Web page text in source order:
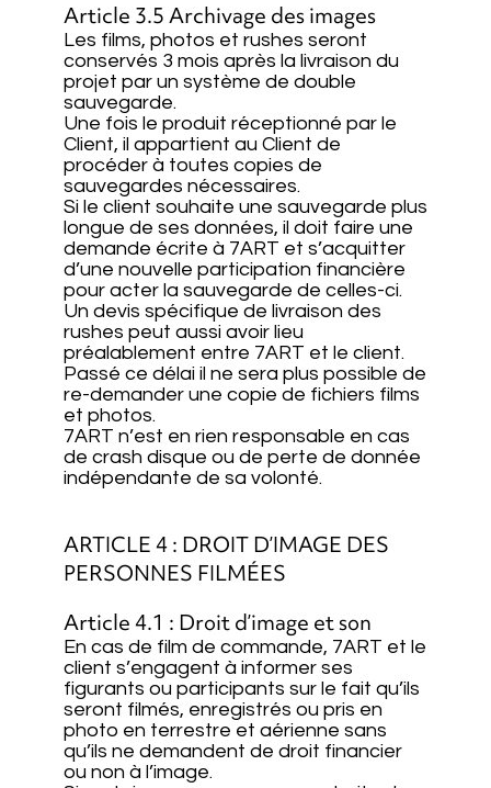
Article 3.5 Archivage des images
Les films, photos et rushes seront
conservés 3 mois après la livraison du
projet par un système de double
sauvegarde.
Une fois le produit réceptionné par le
Client, il appartient au Client de
procéder à toutes copies de
sauvegardes nécessaires.
Si le client souhaite une sauvegarde plus
longue de ses données, il doit faire une
demande écrite à 7ART et s’acquitter
d’une nouvelle participation financière
pour acter la sauvegarde de celles-ci.
Un devis spécifique de livraison des
rushes peut aussi avoir lieu
préalablement entre 7ART et le client.
Passé ce délai il ne sera plus possible de
re-demander une copie de fichiers films
et photos.
7ART n’est en rien responsable en cas
de crash disque ou de perte de donnée
indépendante de sa volonté.
ARTICLE 4 : DROIT D’IMAGE DES
PERSONNES FILMÉES
Article 4.1 : Droit d’image et son
En cas de film de commande, 7ART et le
client s’engagent à informer ses
figurants ou participants sur le fait qu’ils
seront filmés, enregistrés ou pris en
photo en terrestre et aérienne sans
qu’ils ne demandent de droit financier
ou non à l’image.